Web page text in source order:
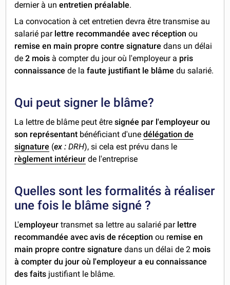
dernier à unentretien préalable.
La convocation à cet entretien devra être transmise au
salarié par lettre recommandée avec réceptionou
remise en main propre contre signature dans un délai
de2 mois à compter du jour où l'employeur a pris
connaissance de lafaute justifiant le blâme du salarié.
Qui peut signer le blâme?
La lettre de blâme peut êtresignée par l'employeur ou
son représentant bénéficiant d'unedélégation de
signature (ex : DRH), si cela est prévu dans le
règlement intérieur de l'entreprise
Quelles sont les formalités à réaliser
une fois le blâme signé ?
L'employeur transmet sa lettre au salarié parlettre
recommandée avec avis de réceptionou remise en
main propre contre signature dans un délai de 2 mois
à compter du jour où l'employeur a eu connaissance
des faits justifiant le blâme.